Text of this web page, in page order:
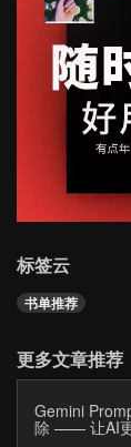
标签云
书单推荐
更多文章推荐
Gemini
除 —— 让AI